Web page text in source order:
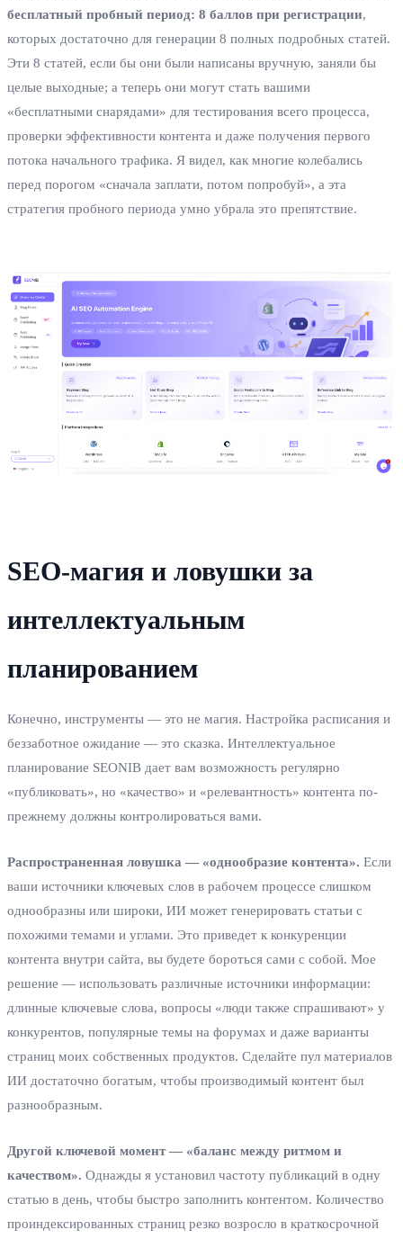
бесплатный пробный период: 8 баллов при регистрации,
которых достаточно для генерации 8 полных подробных статей.
Эти 8 статей, если бы они были написаны вручную, заняли бы
целые выходные; а теперь они могут стать вашими
«бесплатными снарядами» для тестирования всего процесса,
проверки эффективности контента и даже получения первого
потока начального трафика. Я видел, как многие колебались
перед порогом «сначала заплати, потом попробуй», а эта
стратегия пробного периода умно убрала это препятствие.
SEO-магия и ловушки за
интеллектуальным
планированием
Конечно, инструменты — это не магия. Настройка расписания и
беззаботное ожидание — это сказка. Интеллектуальное
планирование SEONIB дает вам возможность регулярно
«публиковать», но «качество» и «релевантность» контента по-
прежнему должны контролироваться вами.
Распространенная ловушка — «однообразие контента». Если
ваши источники ключевых слов в рабочем процессе слишком
однообразны или широки, ИИ может генерировать статьи с
похожими темами и углами. Это приведет к конкуренции
контента внутри сайта, вы будете бороться сами с собой. Мое
решение — использовать различные источники информации:
длинные ключевые слова, вопросы «люди также спрашивают» у
конкурентов, популярные темы на форумах и даже варианты
страниц моих собственных продуктов. Сделайте пул материалов
ИИ достаточно богатым, чтобы производимый контент был
разнообразным.
Другой ключевой момент — «баланс между ритмом и
качеством». Однажды я установил частоту публикаций в одну
статью в день, чтобы быстро заполнить контентом. Количество
проиндексированных страниц резко возросло в краткосрочной